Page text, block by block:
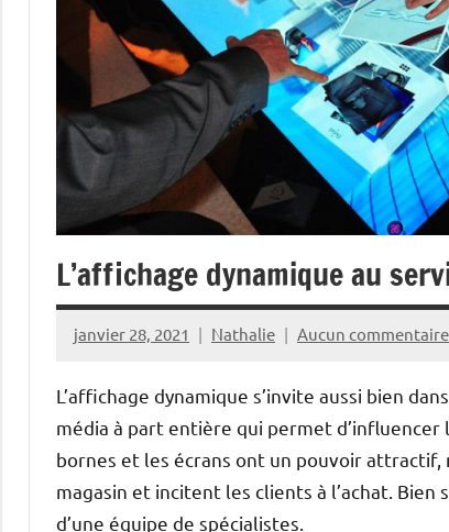
L’affichage dynamique au
janvier 28, 2021 Nathalie Aucun commentaire
L’affichage dynamique s’invite aussi bien
média à part entière qui permet
bornes et les écrans ont un pouvoir
magasin et incitent les clients à l’achat.
d’une équipe de spécialistes.